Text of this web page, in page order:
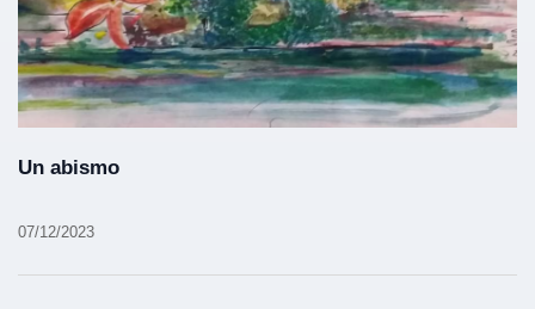
Un abismo
07/12/2023